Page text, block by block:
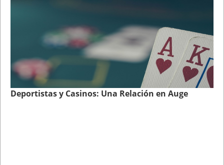
Deportistas y Casinos: Una Relación en Auge